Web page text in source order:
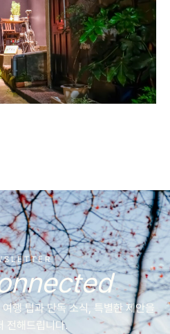
행 팁과 단독 소식, 특별한 제안을
전해드립니다.